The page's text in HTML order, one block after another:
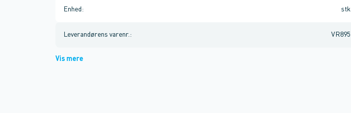
Enhed : stk
Leverandørens varenr. : VR895
Vis mere